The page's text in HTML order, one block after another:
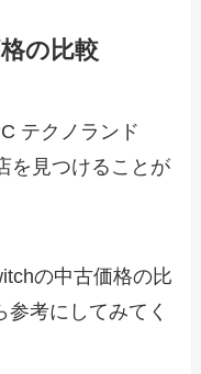
の比較
テクノランド
を見つけることが
の中古価格の比
考にしてみてく